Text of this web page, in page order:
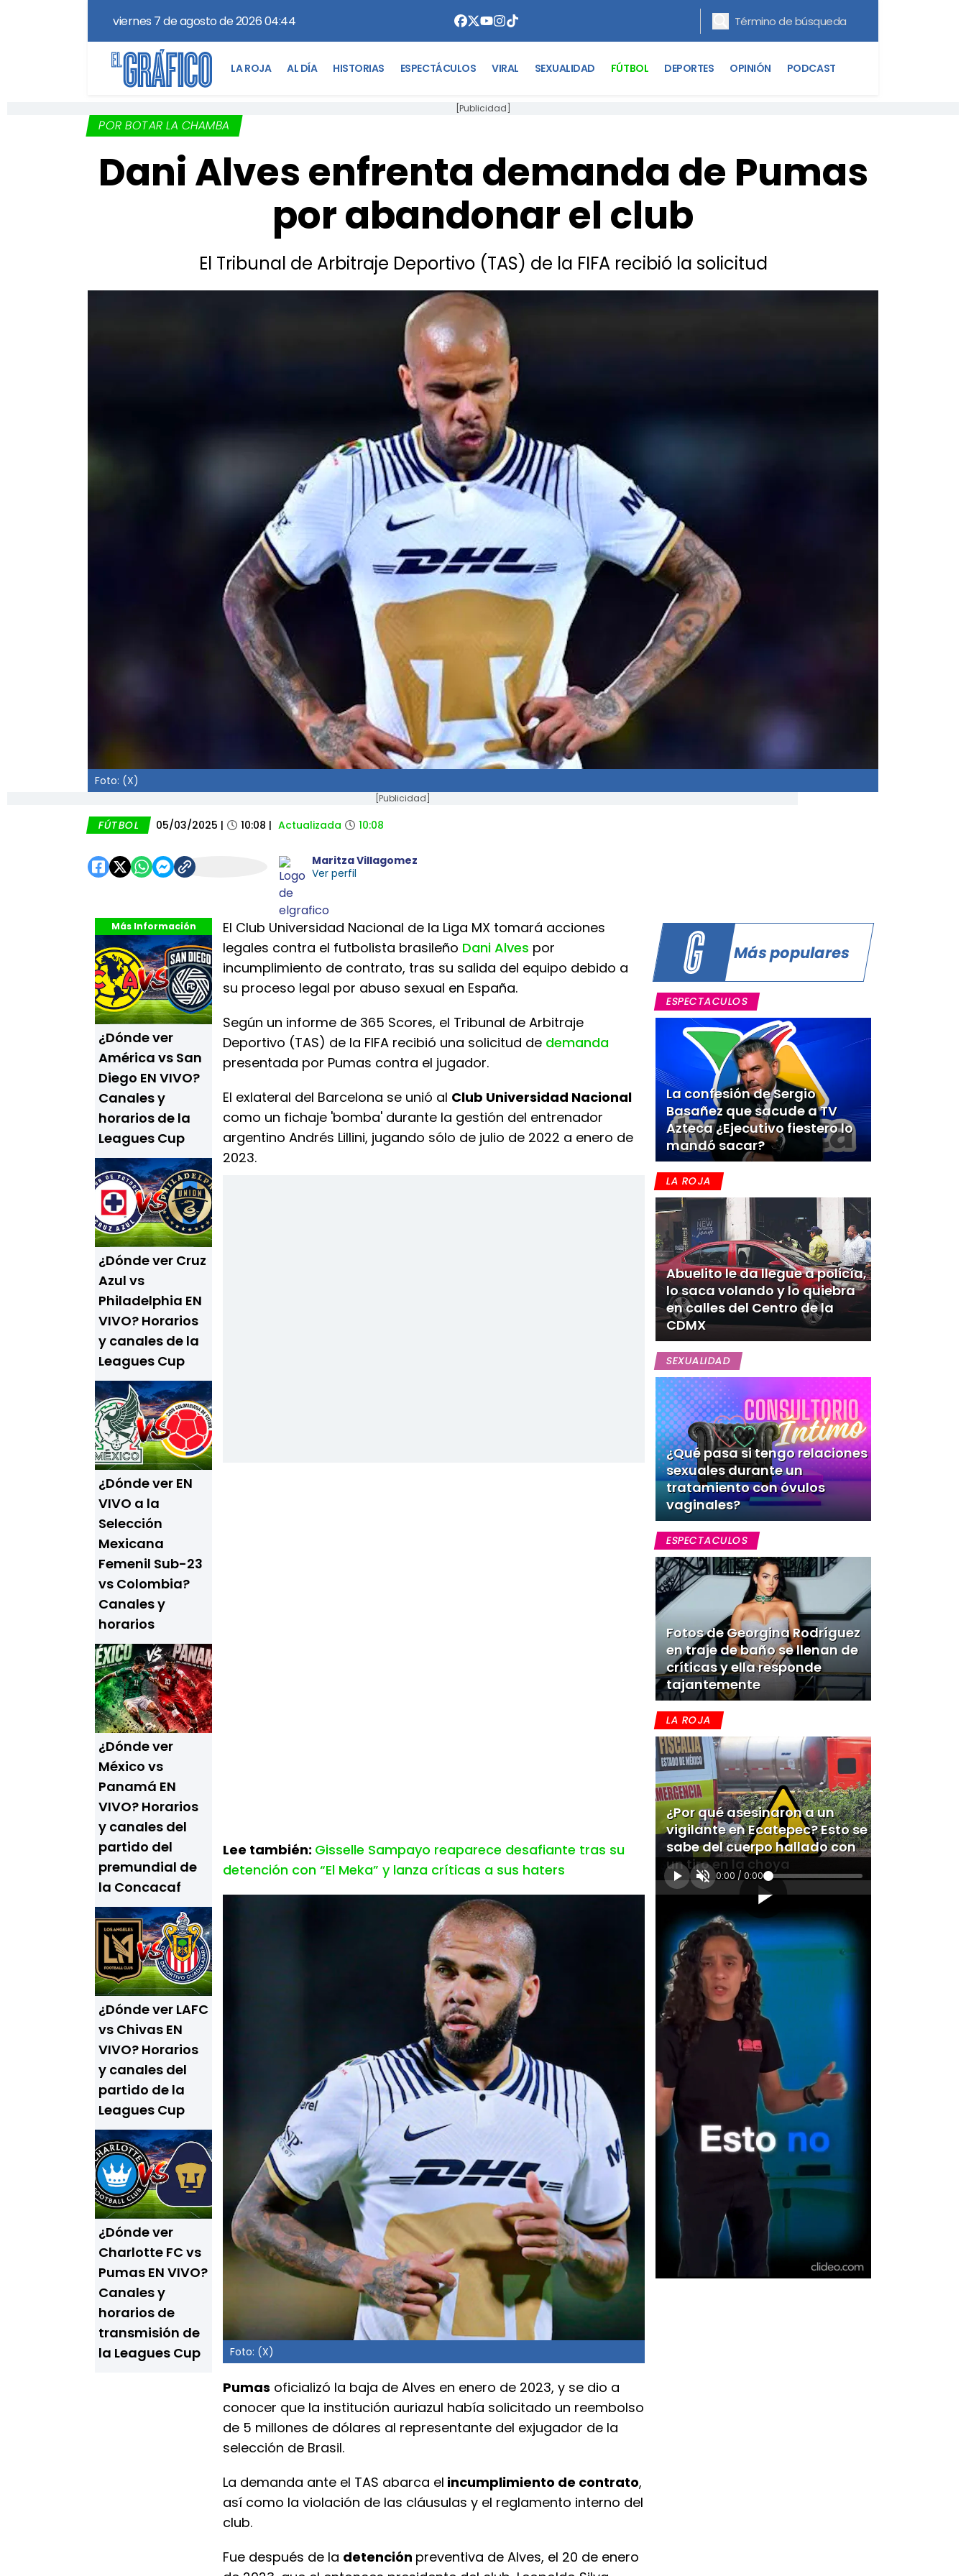
viernes 7 de agosto de 2026 04:44
LA ROJA AL DÍA HISTORIAS ESPECTÁCULOS VIRAL SEXUALIDAD FÚTBOL DEPORTES OPINIÓN PODCAST
[Publicidad]
POR BOTAR LA CHAMBA
Dani Alves enfrenta demanda de Pumas
por abandonar el club
El Tribunal de Arbitraje Deportivo (TAS) de la FIFA recibió la solicitud
Foto: (X)
[Publicidad]
FÚTBOL 05/03/2025 | 10:08 | Actualizada 10:08
Maritza Villagomez
Ver perfil
Más Información
¿Dónde ver
América vs San
Diego EN VIVO?
Canales y
horarios de la
Leagues Cup
¿Dónde ver Cruz
Azul vs
Philadelphia EN
VIVO? Horarios
y canales de la
Leagues Cup
¿Dónde ver EN
VIVO a la
Selección
Mexicana
Femenil Sub-23
vs Colombia?
Canales y
horarios
¿Dónde ver
México vs
Panamá EN
VIVO? Horarios
y canales del
partido del
premundial de
la Concacaf
¿Dónde ver LAFC
vs Chivas EN
VIVO? Horarios
y canales del
partido de la
Leagues Cup
¿Dónde ver
Charlotte FC vs
Pumas EN VIVO?
Canales y
horarios de
transmisión de
la Leagues Cup
El Club Universidad Nacional de la Liga MX tomará acciones
legales contra el futbolista brasileño Dani Alves por
incumplimiento de contrato, tras su salida del equipo debido a
su proceso legal por abuso sexual en España.
Según un informe de 365 Scores, el Tribunal de Arbitraje
Deportivo (TAS) de la FIFA recibió una solicitud de demanda
presentada por Pumas contra el jugador.
El exlateral del Barcelona se unió al Club Universidad Nacional
como un fichaje 'bomba' durante la gestión del entrenador
argentino Andrés Lillini, jugando sólo de julio de 2022 a enero de
2023.
Lee también: Gisselle Sampayo reaparece desafiante tras su
detención con “El Meka” y lanza críticas a sus haters
Foto: (X)
Pumas oficializó la baja de Alves en enero de 2023, y se dio a
conocer que la institución auriazul había solicitado un reembolso
de 5 millones de dólares al representante del exjugador de la
selección de Brasil.
La demanda ante el TAS abarca el incumplimiento de contrato,
así como la violación de las cláusulas y el reglamento interno del
club.
Fue después de la detención preventiva de Alves, el 20 de enero
Más populares
ESPECTACULOS
La confesión de Sergio
Basañez que sacude a TV
Azteca ¿Ejecutivo fiestero lo
mandó sacar?
LA ROJA
Abuelito le da llegue a policía,
lo saca volando y lo quiebra
en calles del Centro de la
CDMX
SEXUALIDAD
¿Qué pasa si tengo relaciones
sexuales durante un
tratamiento con óvulos
vaginales?
ESPECTACULOS
Fotos de Georgina Rodríguez
en traje de baño se llenan de
críticas y ella responde
tajantemente
LA ROJA
¿Por qué asesinaron a un
vigilante en Ecatepec? Esto se
sabe del cuerpo hallado con
un tiro en la choya
0:00 / 0:00
[Publicidad]